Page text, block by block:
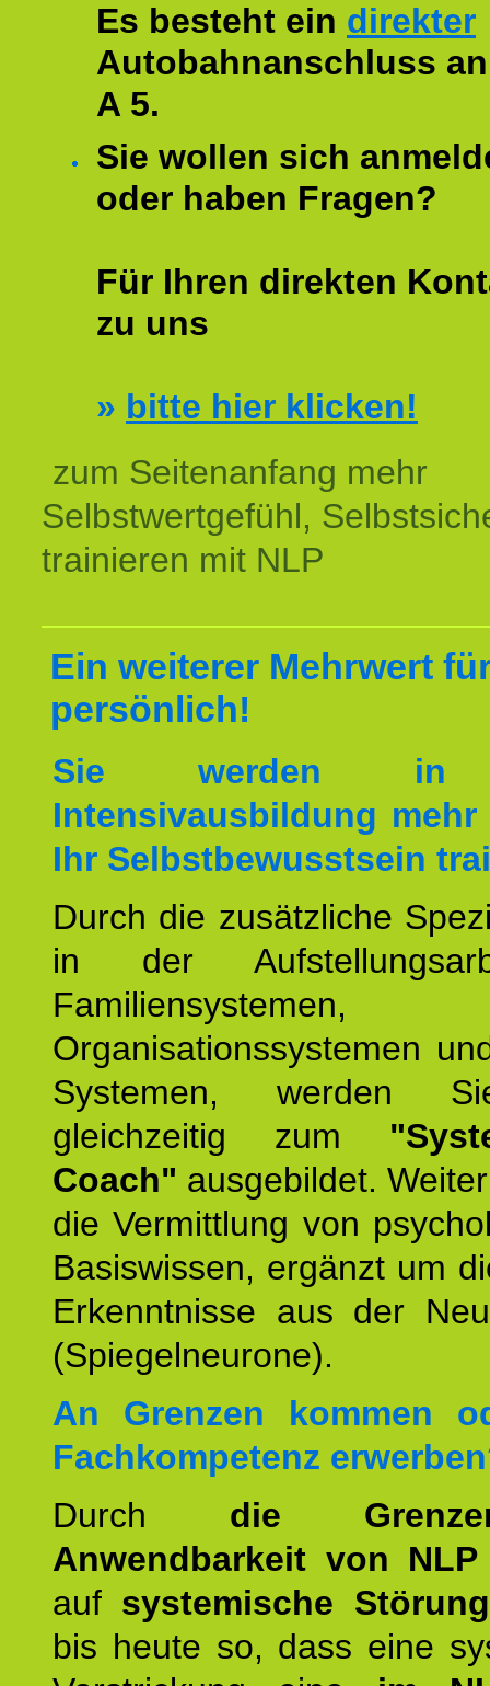
Es besteht ein direkter
Autobahnanschluss
A 5.
Sie wollen sich
oder haben Fragen?
Für Ihren direkten
zu uns
» bitte hier klicken!
zum Seitenanfang mehr
Selbstwertgefühl,
trainieren mit NLP
Ein weiterer Mehrwert
persönlich!
Sie werden in
Intensivausbildung
Ihr Selbstbewusstsein
Durch die zusätzliche
in der
Familiensystemen,
Organisationssystemen
Systemen, werden
gleichzeitig zum
Coach" ausgebildet.
die Vermittlung von
Basiswissen, ergänzt um
Erkenntnisse aus der
(Spiegelneurone).
An Grenzen kommen
Fachkompetenz
Durch die
Anwendbarkeit von NLP
auf systemische
bis heute so, dass eine